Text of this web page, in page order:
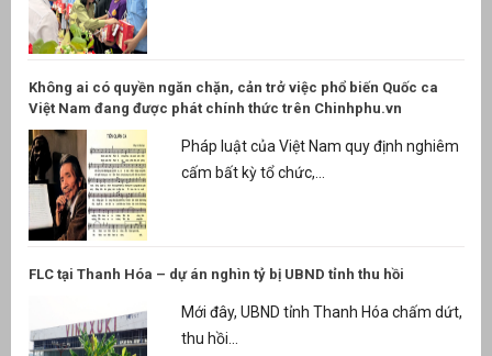
Không ai có quyền ngăn chặn, cản trở việc phổ biến Quốc ca
Việt Nam đang được phát chính thức trên Chinhphu.vn
Pháp luật của Việt Nam quy định nghiêm
cấm bất kỳ tổ chức,...
FLC tại Thanh Hóa – dự án nghìn tỷ bị UBND tỉnh thu hồi
Mới đây, UBND tỉnh Thanh Hóa chấm dứt,
thu hồi...